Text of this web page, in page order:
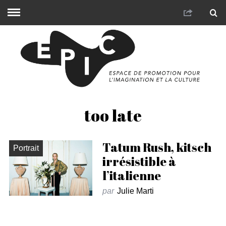
too late
Portrait
Tatum Rush, kitsch
irrésistible à
l’italienne
par Julie Marti